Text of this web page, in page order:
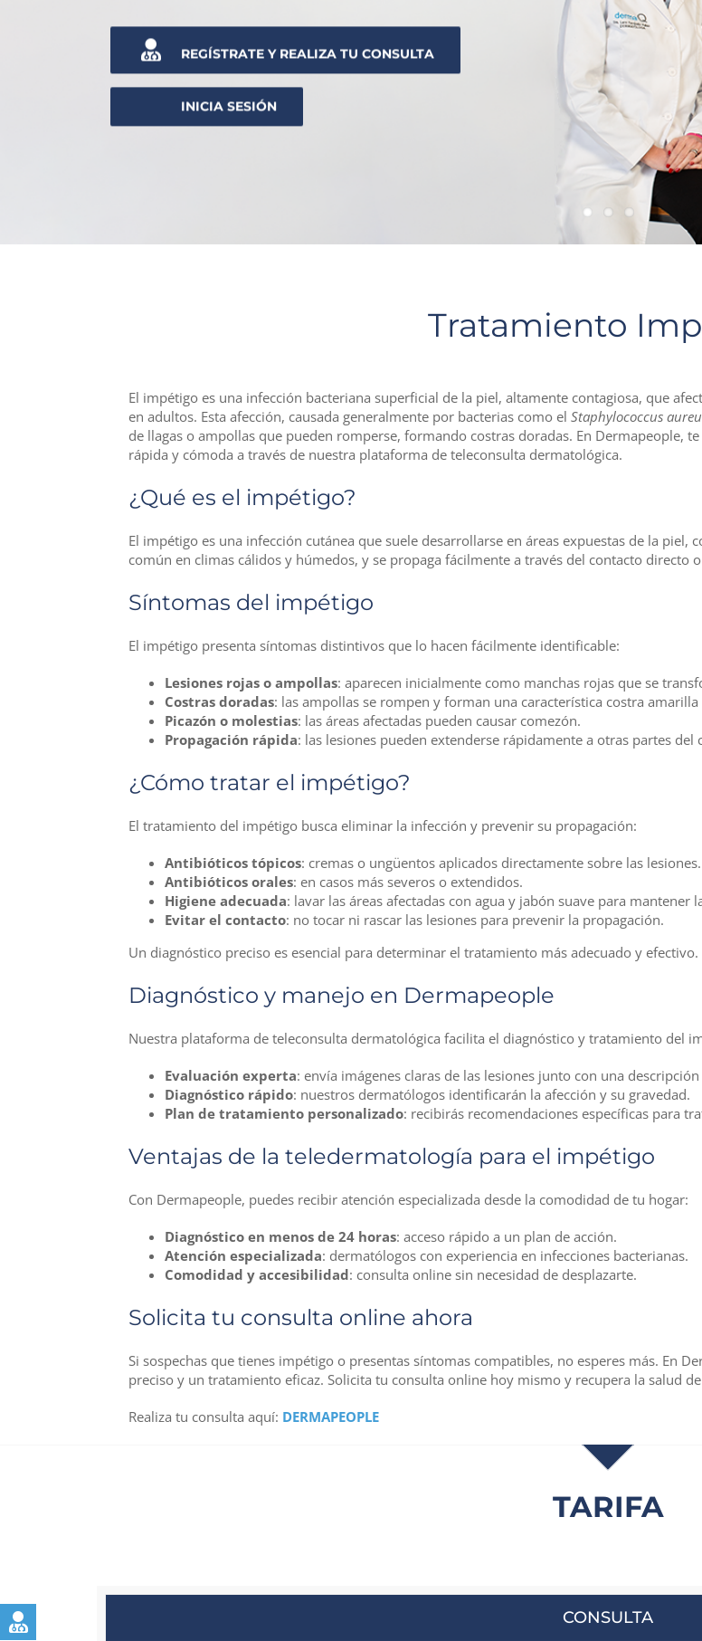
Tratamiento
El impétigo es una infección bacteriana superficial de la piel, altamente contagiosa, que
en adultos. Esta afección, causada generalmente por bacterias como el Staphylococcus
de llagas o ampollas que pueden romperse, formando costras doradas. En Dermapeople,
rápida y cómoda a través de nuestra plataforma de teleconsulta dermatológica.
¿Qué es el impétigo?
El impétigo es una infección cutánea que suele desarrollarse en áreas expuestas de la piel,
común en climas cálidos y húmedos, y se propaga fácilmente a través del contacto directo
Síntomas del impétigo
El impétigo presenta síntomas distintivos que lo hacen fácilmente identificable:
Lesiones rojas o ampollas: aparecen inicialmente como manchas rojas que se
Costras doradas: las ampollas se rompen y forman una característica costra amarilla
Picazón o molestias: las áreas afectadas pueden causar comezón.
Propagación rápida: las lesiones pueden extenderse rápidamente a otras partes del
¿Cómo tratar el impétigo?
El tratamiento del impétigo busca eliminar la infección y prevenir su propagación:
Antibióticos tópicos: cremas o ungüentos aplicados directamente sobre las lesiones.
Antibióticos orales: en casos más severos o extendidos.
Higiene adecuada: lavar las áreas afectadas con agua y jabón suave para mantener
Evitar el contacto: no tocar ni rascar las lesiones para prevenir la propagación.
Un diagnóstico preciso es esencial para determinar el tratamiento más adecuado y efectivo.
Diagnóstico y manejo en Dermapeople
Nuestra plataforma de teleconsulta dermatológica facilita el diagnóstico y tratamiento del
Evaluación experta: envía imágenes claras de las lesiones junto con una
Diagnóstico rápido: nuestros dermatólogos identificarán la afección y su gravedad.
Plan de tratamiento personalizado: recibirás recomendaciones específicas para
Ventajas de la teledermatología para el impétigo
Con Dermapeople, puedes recibir atención especializada desde la comodidad de tu hogar:
Diagnóstico en menos de 24 horas: acceso rápido a un plan de acción.
Atención especializada: dermatólogos con experiencia en infecciones bacterianas.
Comodidad y accesibilidad: consulta online sin necesidad de desplazarte.
Solicita tu consulta online ahora
Si sospechas que tienes impétigo o presentas síntomas compatibles, no esperes más. En
preciso y un tratamiento eficaz. Solicita tu consulta online hoy mismo y recupera la salud
Realiza tu consulta aquí: DERMAPEOPLE
TARIFA
CONSULTA